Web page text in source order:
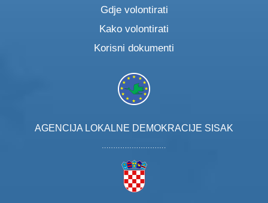
Gdje volontirati
Kako volontirati
Korisni dokumenti
AGENCIJA LOKALNE DEMOKRACIJE SISAK